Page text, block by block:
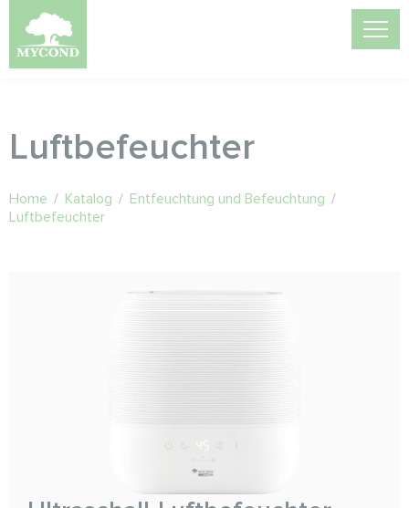
Luftbefeuchter
Home / Katalog / Entfeuchtung und Befeuchtung /
Luftbefeuchter